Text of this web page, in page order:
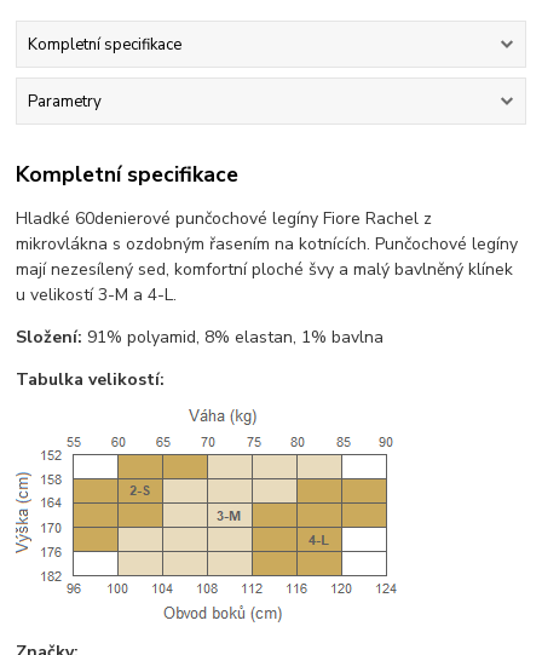
Kompletní specifikace
Parametry
Kompletní specifikace
Hladké 60denierové punčochové legíny Fiore Rachel z
mikrovlákna s ozdobným řasením na kotnících. Punčochové legíny
mají nezesílený sed, komfortní ploché švy a malý bavlněný klínek
u velikostí 3-M a 4-L.
Složení: 91% polyamid, 8% elastan, 1% bavlna
Tabulka velikostí: